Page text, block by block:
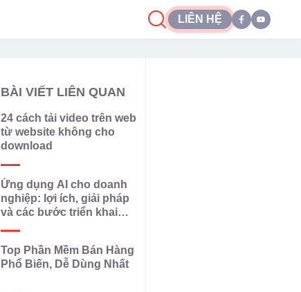
LIÊN HỆ
BÀI VIẾT LIÊN QUAN
24 cách tải video trên web
từ website không cho
download
Ứng dụng AI cho doanh
nghiệp: lợi ích, giải pháp
và các bước triển khai
Top Phần Mềm Bán Hàng
Phổ Biến, Dễ Dùng Nhất